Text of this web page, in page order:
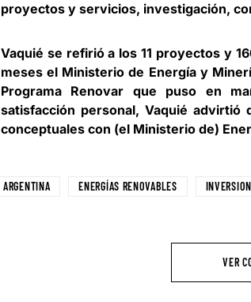
proyectos y servicios, investigación,
Vaquié se refirió a los 11 proyectos y
meses el Ministerio de Energía y
Programa Renovar que puso en
satisfacción personal, Vaquié
conceptuales con (el Ministerio de)
ARGENTINA ENERGÍAS RENOVABLES
VER